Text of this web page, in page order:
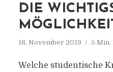
DIE
18. November 2019 5 Min.
Welche studentische